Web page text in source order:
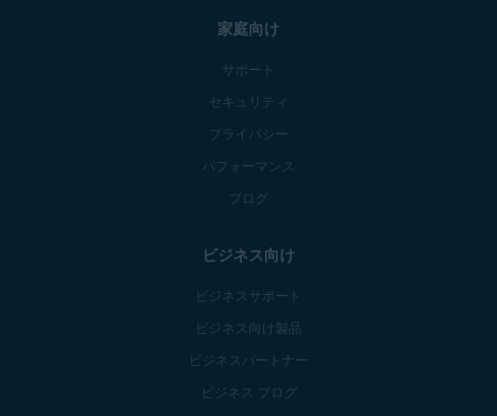
家庭向け
サポート
セキュリティ
プライバシー
パフォーマンス
ブログ
ビジネス向け
ビジネスサポート
ビジネス向け製品
ビジネスパートナー
ビジネス ブログ